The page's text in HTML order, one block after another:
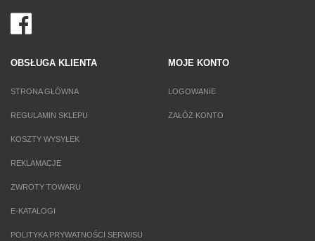
OBSŁUGA KLIENTA
STRONA GŁÓWNA
REGULAMIN SKLEPU
KOSZTY WYSYŁEK
REKLAMACJE
ZWROTY TOWARU
E-KATALOGI
POLITYKA PRYWATNOŚCI SERWISU
MOJE KONTO
LOGOWANIE
ZAŁÓŻ KONTO